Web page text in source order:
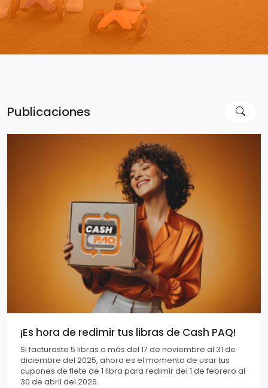
Publicaciones
¡Es hora de redimir tus libras de Cash PAQ!
Si facturaste 5 libras o más del 17 de noviembre al 31 de
diciembre del 2025, ahora es el momento de usar tus
cupones de flete de 1 libra para redimir del 1 de febrero al
30 de abril del 2026.